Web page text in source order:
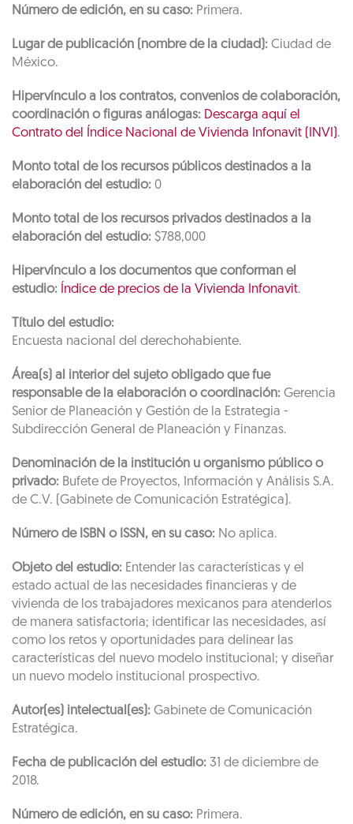
Número de edición, en su caso: Primera.
Lugar de publicación (nombre de la ciudad): Ciudad de
México.
Hipervínculo a los contratos, convenios de colaboración,
coordinación o figuras análogas: Descarga aquí el
Contrato del Índice Nacional de Vivienda Infonavit (INVI) .
Monto total de los recursos públicos destinados a la
elaboración del estudio: 0
Monto total de los recursos privados destinados a la
elaboración del estudio: $788,000
Hipervínculo a los documentos que conforman el
estudio: Índice de precios de la Vivienda Infonavit.
Título del estudio:
Encuesta nacional del derechohabiente.
Área(s) al interior del sujeto obligado que fue
responsable de la elaboración o coordinación: Gerencia
Senior de Planeación y Gestión de la Estrategia -
Subdirección General de Planeación y Finanzas.
Denominación de la institución u organismo público o
privado: Bufete de Proyectos, Información y Análisis S.A.
de C.V. (Gabinete de Comunicación Estratégica).
Número de ISBN o ISSN, en su caso: No aplica.
Objeto del estudio: Entender las características y el
estado actual de las necesidades financieras y de
vivienda de los trabajadores mexicanos para atenderlos
de manera satisfactoria; identificar las necesidades, así
como los retos y oportunidades para delinear las
características del nuevo modelo institucional; y diseñar
un nuevo modelo institucional prospectivo.
Autor(es) intelectual(es): Gabinete de Comunicación
Estratégica.
Fecha de publicación del estudio: 31 de diciembre de
2018.
Número de edición, en su caso: Primera.